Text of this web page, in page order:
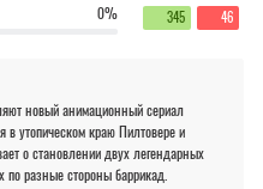
0% 345 46
новый анимационный сериал
в утопическом краю Пилтовере и
о становлении двух легендарных
по разные стороны баррикад.